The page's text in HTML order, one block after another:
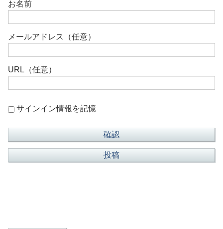
お名前
メールアドレス（任意）
URL（任意）
サインイン情報を記憶